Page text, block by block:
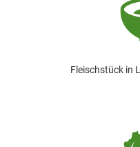
Fleischstück in